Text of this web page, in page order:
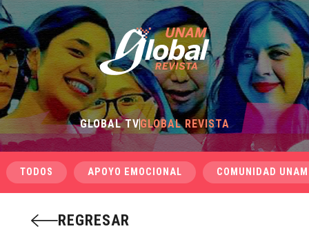
GLOBAL TVGLOBAL REVISTA
TODOS APOYO EMOCIONAL COMUNIDAD UNAM
REGRESAR